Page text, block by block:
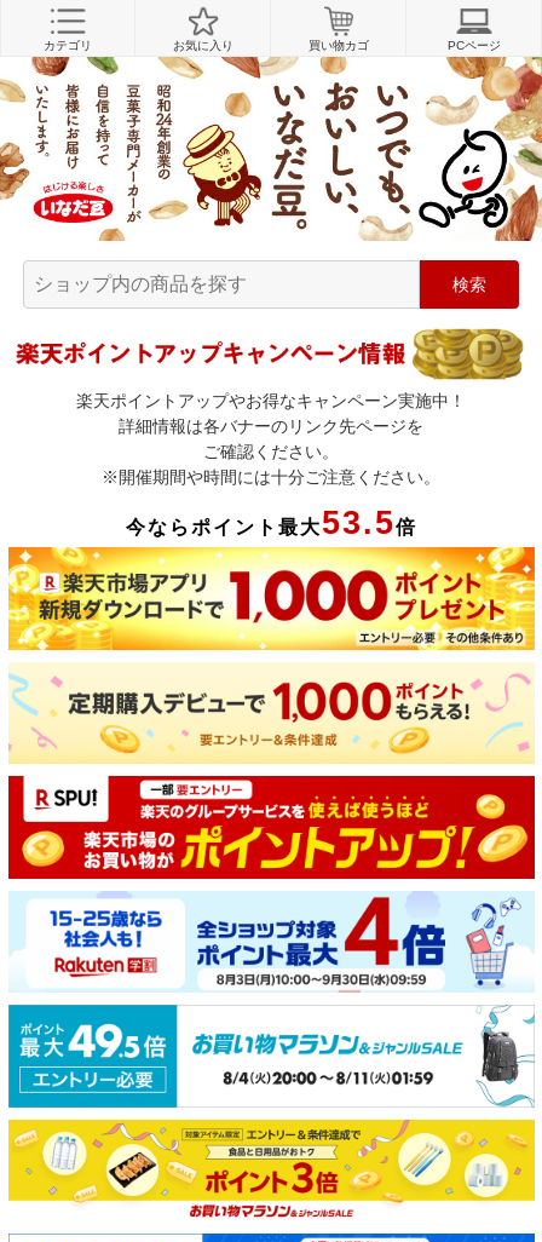
カテゴリ お気に入り 買い物カゴ PCページ
楽天ポイントアップやお得なキャンペーン実施中！
詳細情報は各バナーのリンク先ページを
ご確認ください。
※開催期間や時間には十分ご注意ください。